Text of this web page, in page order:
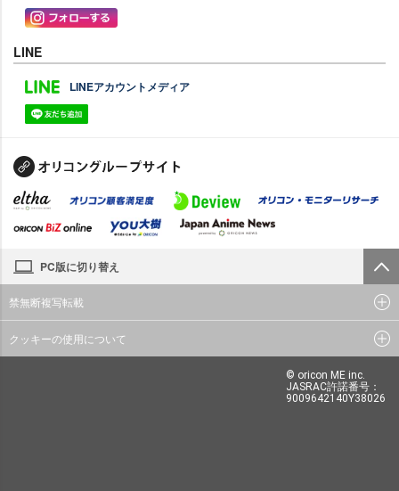
LINE
LINEアカウントメディア
PC版に切り替え
禁無断複写転載
クッキーの使用について
© oricon ME inc.
JASRAC許諾番号：
9009642140Y38026